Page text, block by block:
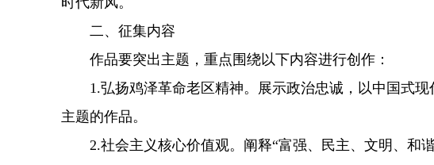
二、征集内容
作品要突出主题，重点围绕以下内容进行创作：
1.弘扬鸡泽革命老区精神。展示政治忠诚，以中国式现
主题的作品。
2.社会主义核心价值观。阐释“富强、民主、文明、和